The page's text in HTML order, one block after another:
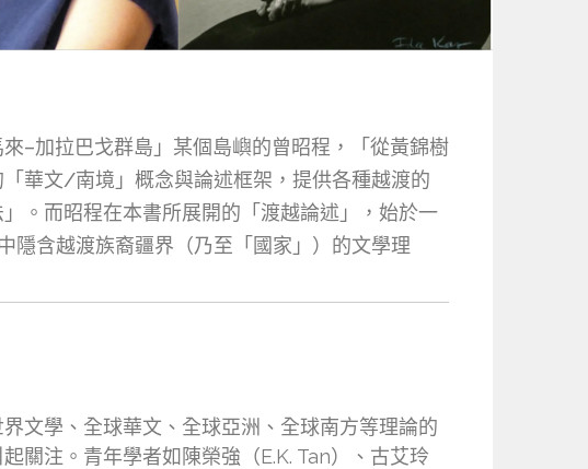
–加拉巴戈群島」某個島嶼的曾昭程，「從黃錦樹
華文/南境」概念與論述框架，提供各種越渡的
。而昭程在本書所展開的「渡越論述」，始於一
隱含越渡族裔疆界（乃至「國家」）的文學理
文學、全球華文、全球亞洲、全球南方等理論的
關注。青年學者如陳榮強（E.K. Tan）、古艾玲